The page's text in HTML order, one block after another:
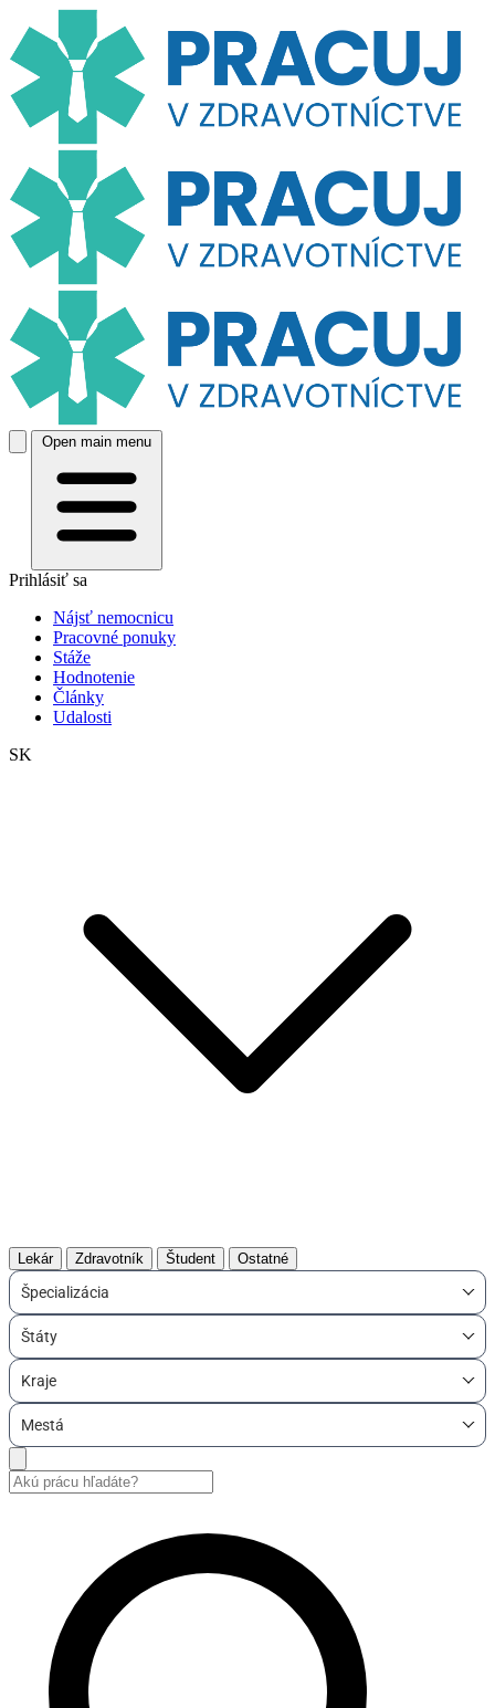
Open main menu
Prihlásiť sa
Nájsť nemocnicu
Pracovné ponuky
Stáže
Hodnotenie
Články
Udalosti
SK
Lekár Zdravotník Študent Ostatné
Špecializácia
Štáty
Kraje
Mestá